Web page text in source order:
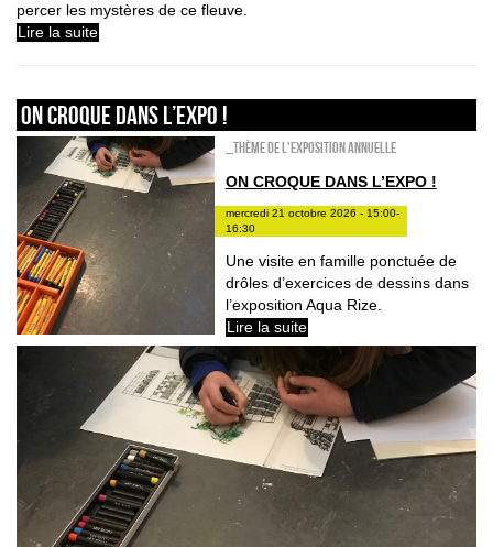
percer les mystères de ce fleuve.
Lire la suite
On croque dans l’expo !
_Thème de l'exposition annuelle
ON CROQUE DANS L’EXPO !
mercredi 21 octobre 2026 - 15:00-
16:30
Une visite en famille ponctuée de
drôles d’exercices de dessins dans
l’exposition Aqua Rize.
Lire la suite